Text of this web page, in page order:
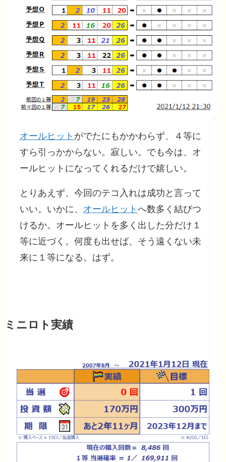
オールヒット がでたにもかかわらず、４等に
すら引っかからない。寂しい。でも今は、オ
ールヒットになってくれるだけで嬉しい。
とりあえず、今回のテコ入れは成功と言って
いい。いかに、 オールヒット へ数多く結びつ
けるか。オールヒットを多く出した分だけ１
等に近づく。何度も出せば、そう遠くない未
来に１等になる。はず。
ミニロト実績